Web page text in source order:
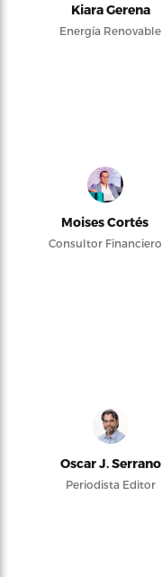
Kiara Gerena
Energía Renovable
Moises Cortés
Consultor Financiero
Oscar J. Serrano
Periodista Editor